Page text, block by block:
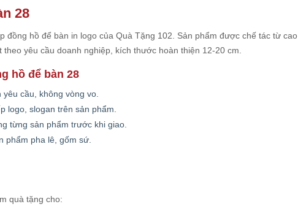
28
đồng hồ để bàn in logo của Quà Tặng 102. Sản phẩm được chế tác từ cao
yêu cầu doanh nghiệp, kích thước hoàn thiện 12-20 cm.
hồ để bàn 28
cầu, không vòng vo.
logo, slogan trên sản phẩm.
từng sản phẩm trước khi giao.
phẩm pha lê, gốm sứ.
quà tặng cho: